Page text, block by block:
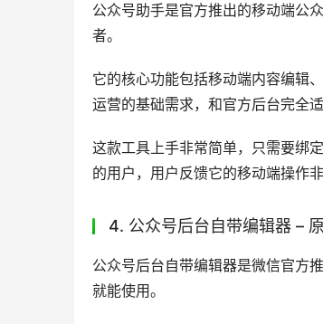
公众号助手是官方推出的移动端公
者。
它的核心功能包括移动端内容编辑
运营的基础需求，和官方后台完全
这款工具上手非常简单，只需要绑
的用户，用户反馈它的移动端操作
4. 公众号后台自带编辑器 –
公众号后台自带编辑器是微信官方
就能使用。